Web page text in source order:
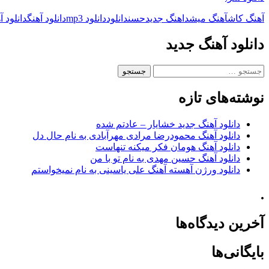
آهنگ کاشآهنگ میشد اهنگ جدیدحسندانلوددانلود mp3 دانلود آهنگ
دانلود آهنگ جدید
جستجو
نوشته‌های تازه
دانلود آهنگ جدید خشایار – عادتم شده
دانلود آهنگ محمودرضا مرادی مهرآبادی به نام حال دل
دانلود آهنگ هومان فکر میکنه تنهاست
دانلود آهنگ حسین مهدی به نام تو با من
دانلود ورژن آهسته آهنگ علی یاسینی به نام نمیخواستم
.
آخرین دیدگاه‌ها
بایگانی‌ها